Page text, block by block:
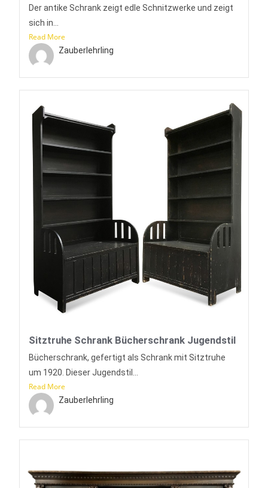
Der antike Schrank zeigt edle Schnitzwerke und zeigt
sich in...
Read More
Zauberlehrling
Sitztruhe Schrank Bücherschrank Jugendstil
Bücherschrank, gefertigt als Schrank mit Sitztruhe
um 1920. Dieser Jugendstil...
Read More
Zauberlehrling